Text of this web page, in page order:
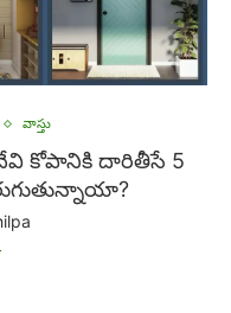
వాస్తు
దేవి కోపానికి దారితీసే 5